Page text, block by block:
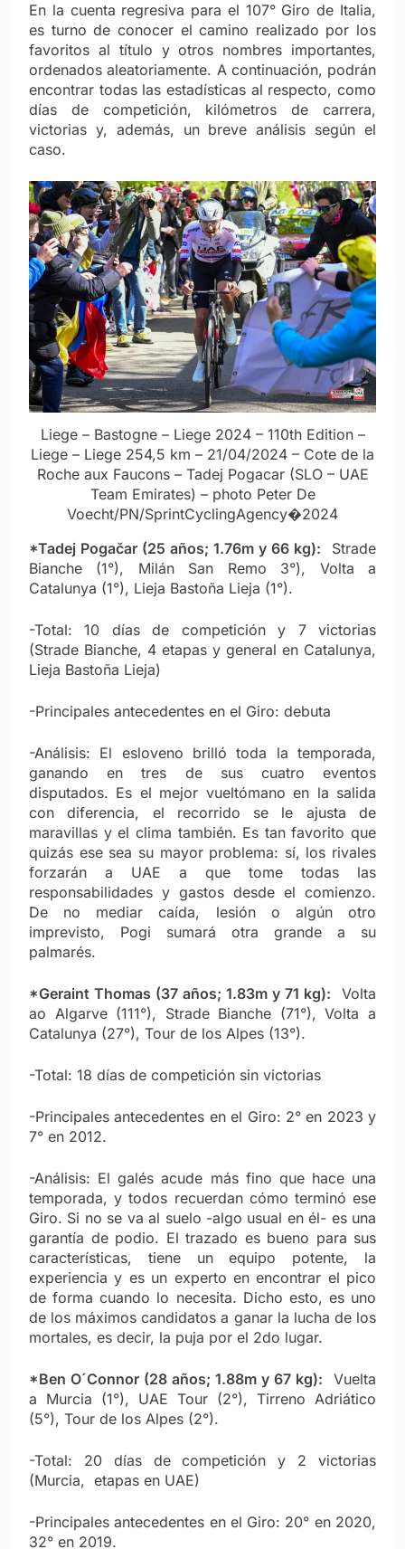
En la cuenta regresiva para el 107° Giro de Italia,
es turno de conocer el camino realizado por los
favoritos al título y otros nombres importantes,
ordenados aleatoriamente. A continuación, podrán
encontrar todas las estadísticas al respecto, como
días de competición, kilómetros de carrera,
victorias y, además, un breve análisis según el
caso.
Liege – Bastogne – Liege 2024 – 110th Edition –
Liege – Liege 254,5 km – 21/04/2024 – Cote de la
Roche aux Faucons – Tadej Pogacar (SLO – UAE
Team Emirates) – photo Peter De
Voecht/PN/SprintCyclingAgency�2024
*Tadej Pogačar (25 años; 1.76m y 66 kg): Strade
Bianche (1°), Milán San Remo 3°), Volta a
Catalunya (1°), Lieja Bastoña Lieja (1°).
-Total: 10 días de competición y 7 victorias
(Strade Bianche, 4 etapas y general en Catalunya,
Lieja Bastoña Lieja)
-Principales antecedentes en el Giro: debuta
-Análisis: El esloveno brilló toda la temporada,
ganando en tres de sus cuatro eventos
disputados. Es el mejor vueltómano en la salida
con diferencia, el recorrido se le ajusta de
maravillas y el clima también. Es tan favorito que
quizás ese sea su mayor problema: sí, los rivales
forzarán a UAE a que tome todas las
responsabilidades y gastos desde el comienzo.
De no mediar caída, lesión o algún otro
imprevisto, Pogi sumará otra grande a su
palmarés.
*Geraint Thomas (37 años; 1.83m y 71 kg): Volta
ao Algarve (111°), Strade Bianche (71°), Volta a
Catalunya (27°), Tour de los Alpes (13°).
-Total: 18 días de competición sin victorias
-Principales antecedentes en el Giro: 2° en 2023 y
7° en 2012.
-Análisis: El galés acude más fino que hace una
temporada, y todos recuerdan cómo terminó ese
Giro. Si no se va al suelo -algo usual en él- es una
garantía de podio. El trazado es bueno para sus
características, tiene un equipo potente, la
experiencia y es un experto en encontrar el pico
de forma cuando lo necesita. Dicho esto, es uno
de los máximos candidatos a ganar la lucha de los
mortales, es decir, la puja por el 2do lugar.
*Ben O´Connor (28 años; 1.88m y 67 kg): Vuelta
a Murcia (1°), UAE Tour (2°), Tirreno Adriático
(5°), Tour de los Alpes (2°).
-Total: 20 días de competición y 2 victorias
(Murcia, etapas en UAE)
-Principales antecedentes en el Giro: 20° en 2020,
32° en 2019.